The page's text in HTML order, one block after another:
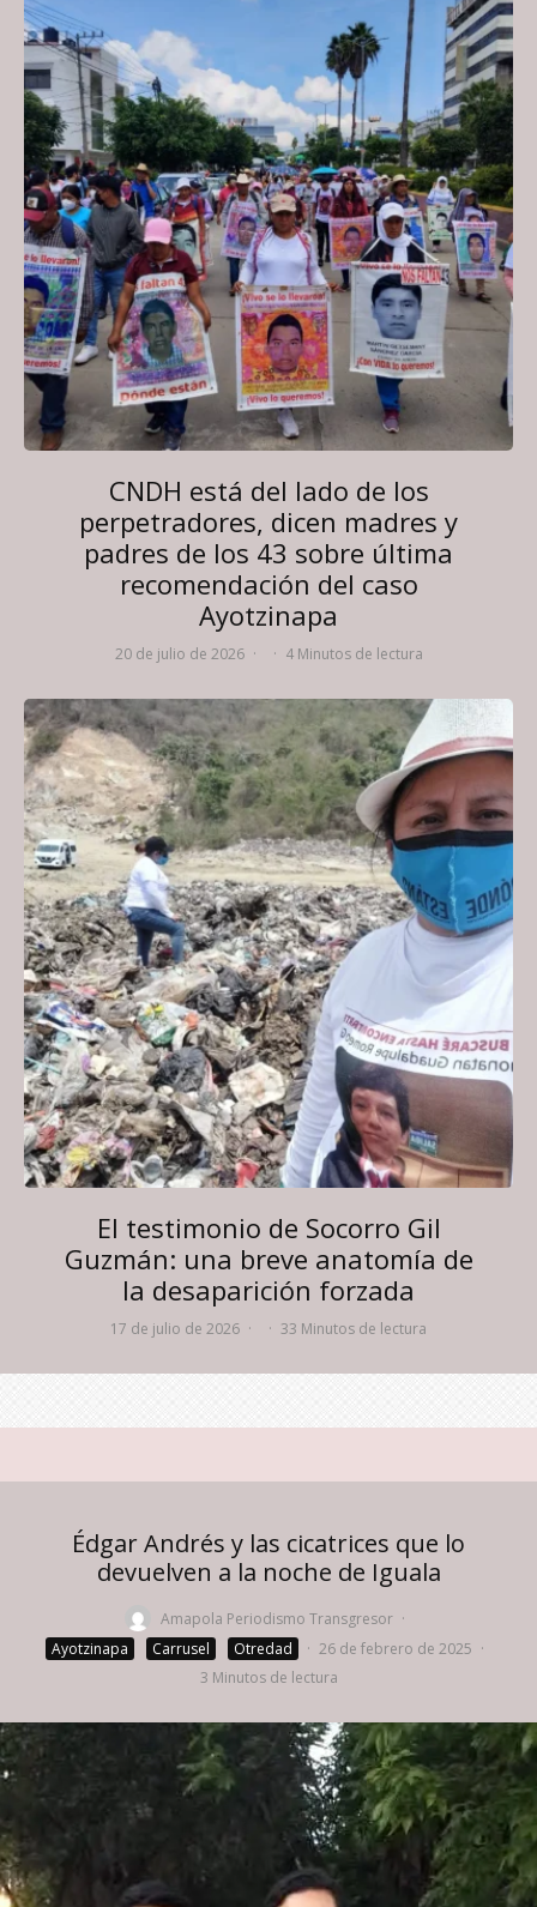
CNDH está del lado de los
perpetradores, dicen madres y
padres de los 43 sobre última
recomendación del caso
Ayotzinapa
20 de julio de 2026 · · 4 Minutos de lectura
El testimonio de Socorro Gil
Guzmán: una breve anatomía de
la desaparición forzada
17 de julio de 2026 · · 33 Minutos de lectura
Édgar Andrés y las cicatrices que lo
devuelven a la noche de Iguala
Amapola Periodismo Transgresor ·
Ayotzinapa
Carrusel Otredad · 26 de febrero de 2025 ·
3 Minutos de lectura